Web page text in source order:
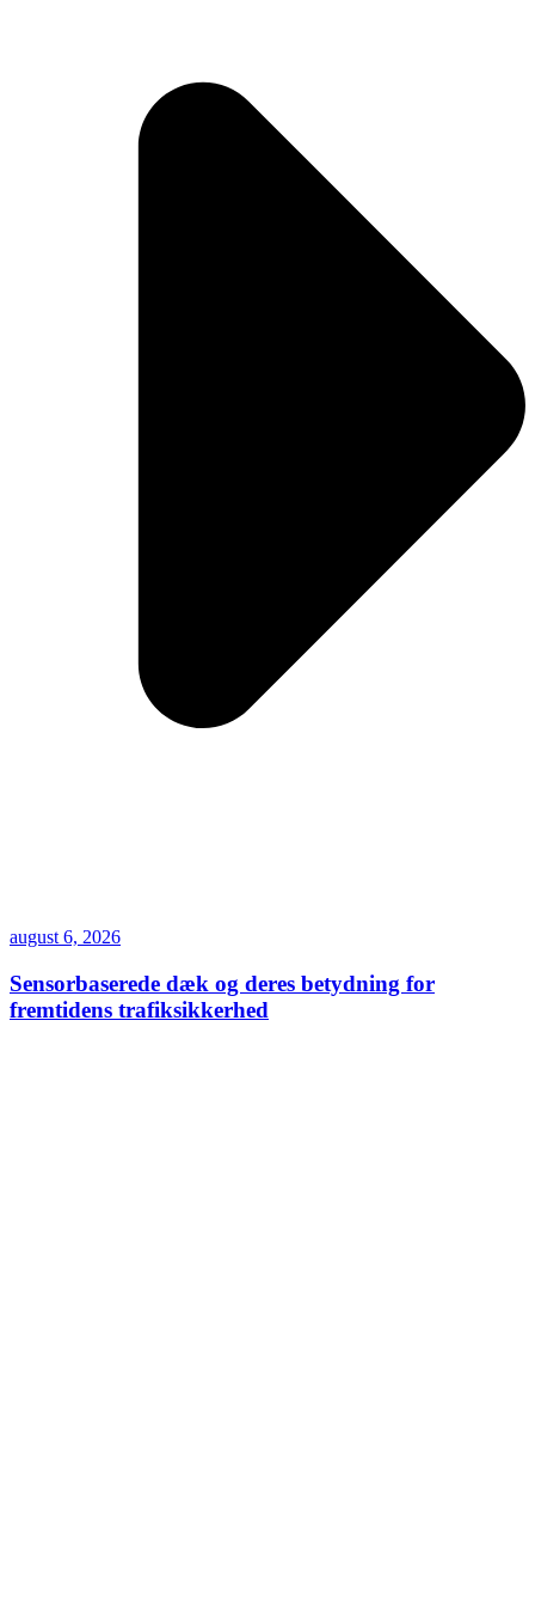
august 6, 2026
Sensorbaserede dæk og deres betydning for
fremtidens trafiksikkerhed